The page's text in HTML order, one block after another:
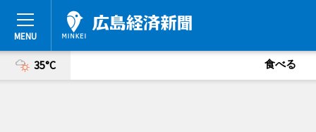
35°C 食べる